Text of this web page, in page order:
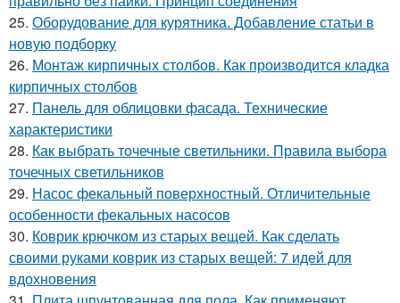
25. Оборудование для курятника. Добавление статьи в
новую подборку
26. Монтаж кирпичных столбов. Как производится кладка
кирпичных столбов
27. Панель для облицовки фасада. Технические
характеристики
28. Как выбрать точечные светильники. Правила выбора
точечных светильников
29. Насос фекальный поверхностный. Отличительные
особенности фекальных насосов
30. Коврик крючком из старых вещей. Как сделать
своими руками коврик из старых вещей: 7 идей для
вдохновения